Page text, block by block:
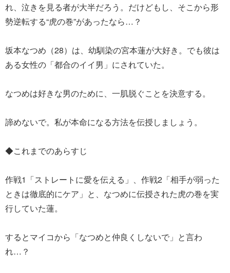
れ、泣きを見る者が大半だろう。だけどもし、そこから形
勢逆転する“虎の巻”があったなら…？
坂本なつめ（28）は、幼馴染の宮本蓮が大好き。でも彼は
ある女性の「都合のイイ男」にされていた。
なつめは好きな男のために、一肌脱ぐことを決意する。
諦めないで。私が本命になる方法を伝授しましょう。
◆これまでのあらすじ
作戦1「ストレートに愛を伝える」、作戦2「相手が弱った
ときは徹底的にケア」と、なつめに伝授された虎の巻を実
行していた蓮。
するとマイコから「なつめと仲良くしないで」と言わ
れ…？